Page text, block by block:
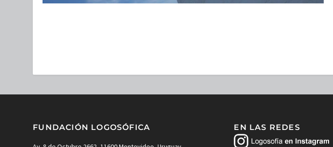
FUNDACIÓN LOGOSÓFICA EN LAS REDES